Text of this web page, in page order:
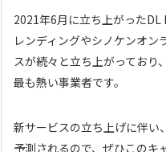
2021年6月に立ち上がった
レンディングやシノケンオン
スが続々と立ち上がっており
最も熱い事業者です。
新サービスの立ち上げに伴い
予測されるので、ぜひこのキ